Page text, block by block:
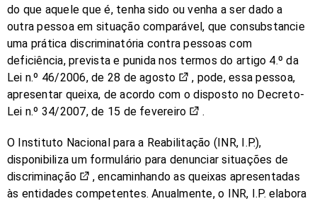
do que aquele que é, tenha sido ou venha a ser dado a
outra pessoa em situação comparável, que consubstancie
uma prática discriminatória contra pessoas com
deficiência, prevista e punida nos termos do artigo 4.º da
Lei n.º 46/2006, de 28 de agosto
, pode, essa pessoa,
apresentar queixa, de acordo com o disposto no Decreto-
Lei n.º 34/2007, de 15 de fevereiro
.
O Instituto Nacional para a Reabilitação (INR, I.P.),
disponibiliza um formulário para denunciar situações de
discriminação
, encaminhando as queixas apresentadas
às entidades competentes. Anualmente, o INR, I.P. elabora